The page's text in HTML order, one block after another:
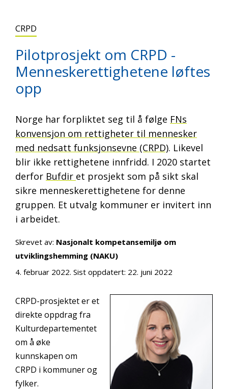
CRPD
Pilotprosjekt om CRPD -
Menneskerettighetene løftes
opp
Norge har forpliktet seg til å følge FNs
konvensjon om rettigheter til mennesker
med nedsatt funksjonsevne (CRPD). Likevel
blir ikke rettighetene innfridd. I 2020 startet
derfor Bufdir et prosjekt som på sikt skal
sikre menneskerettighetene for denne
gruppen. Et utvalg kommuner er invitert inn
i arbeidet.
Skrevet av: Nasjonalt kompetansemiljø om
utviklingshemming (NAKU)
4. februar 2022. Sist oppdatert: 22. juni 2022
CRPD-prosjektet er et
direkte oppdrag fra
Kulturdepartementet
om å øke
kunnskapen om
CRPD i kommuner og
fylker.